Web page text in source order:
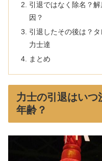
引退ではなく除名？
因？
引退したその後は？
力士達
まとめ
力士の引退はいつ
年齢？